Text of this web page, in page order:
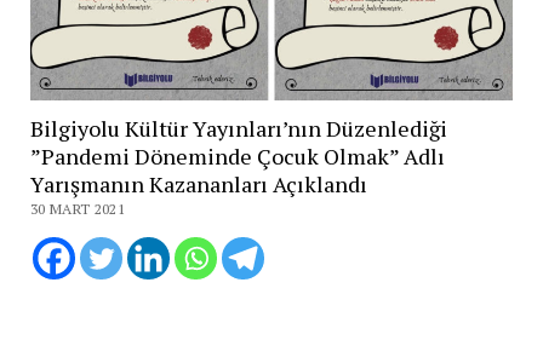
Bilgiyolu Kültür Yayınları’nın Düzenlediği
”Pandemi Döneminde Çocuk Olmak” Adlı
Yarışmanın Kazananları Açıklandı
30 MART 2021